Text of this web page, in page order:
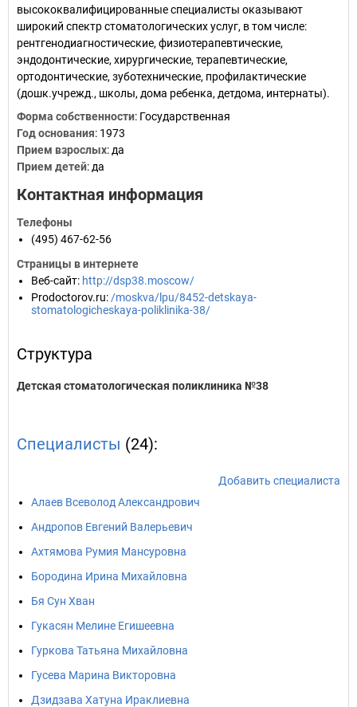
высококвалифицированные специалисты оказывают
широкий спектр стоматологических услуг, в том числе:
рентгенодиагностические, физиотерапевтические,
эндодонтические, хирургические, терапевтические,
ортодонтические, зуботехнические, профилактические
(дошк.учрежд., школы, дома ребенка, детдома, интернаты).
Форма собственности: Государственная
Год основания: 1973
Прием взрослых: да
Прием детей: да
Контактная информация
Телефоны
(495) 467-62-56
Страницы в интернете
Веб-сайт: http://dsp38.moscow/
Prodoctorov.ru: /moskva/lpu/8452-detskaya-
stomatologicheskaya-poliklinika-38/
Структура
Детская стоматологическая поликлиника №38
Специалисты (24):
Добавить специалиста
Алаев Всеволод Александрович
Андропов Евгений Валерьевич
Ахтямова Румия Мансуровна
Бородина Ирина Михайловна
Бя Сун Хван
Гукасян Мелине Егишеевна
Гуркова Татьяна Михайловна
Гусева Марина Викторовна
Дзидзава Хатуна Ираклиевна